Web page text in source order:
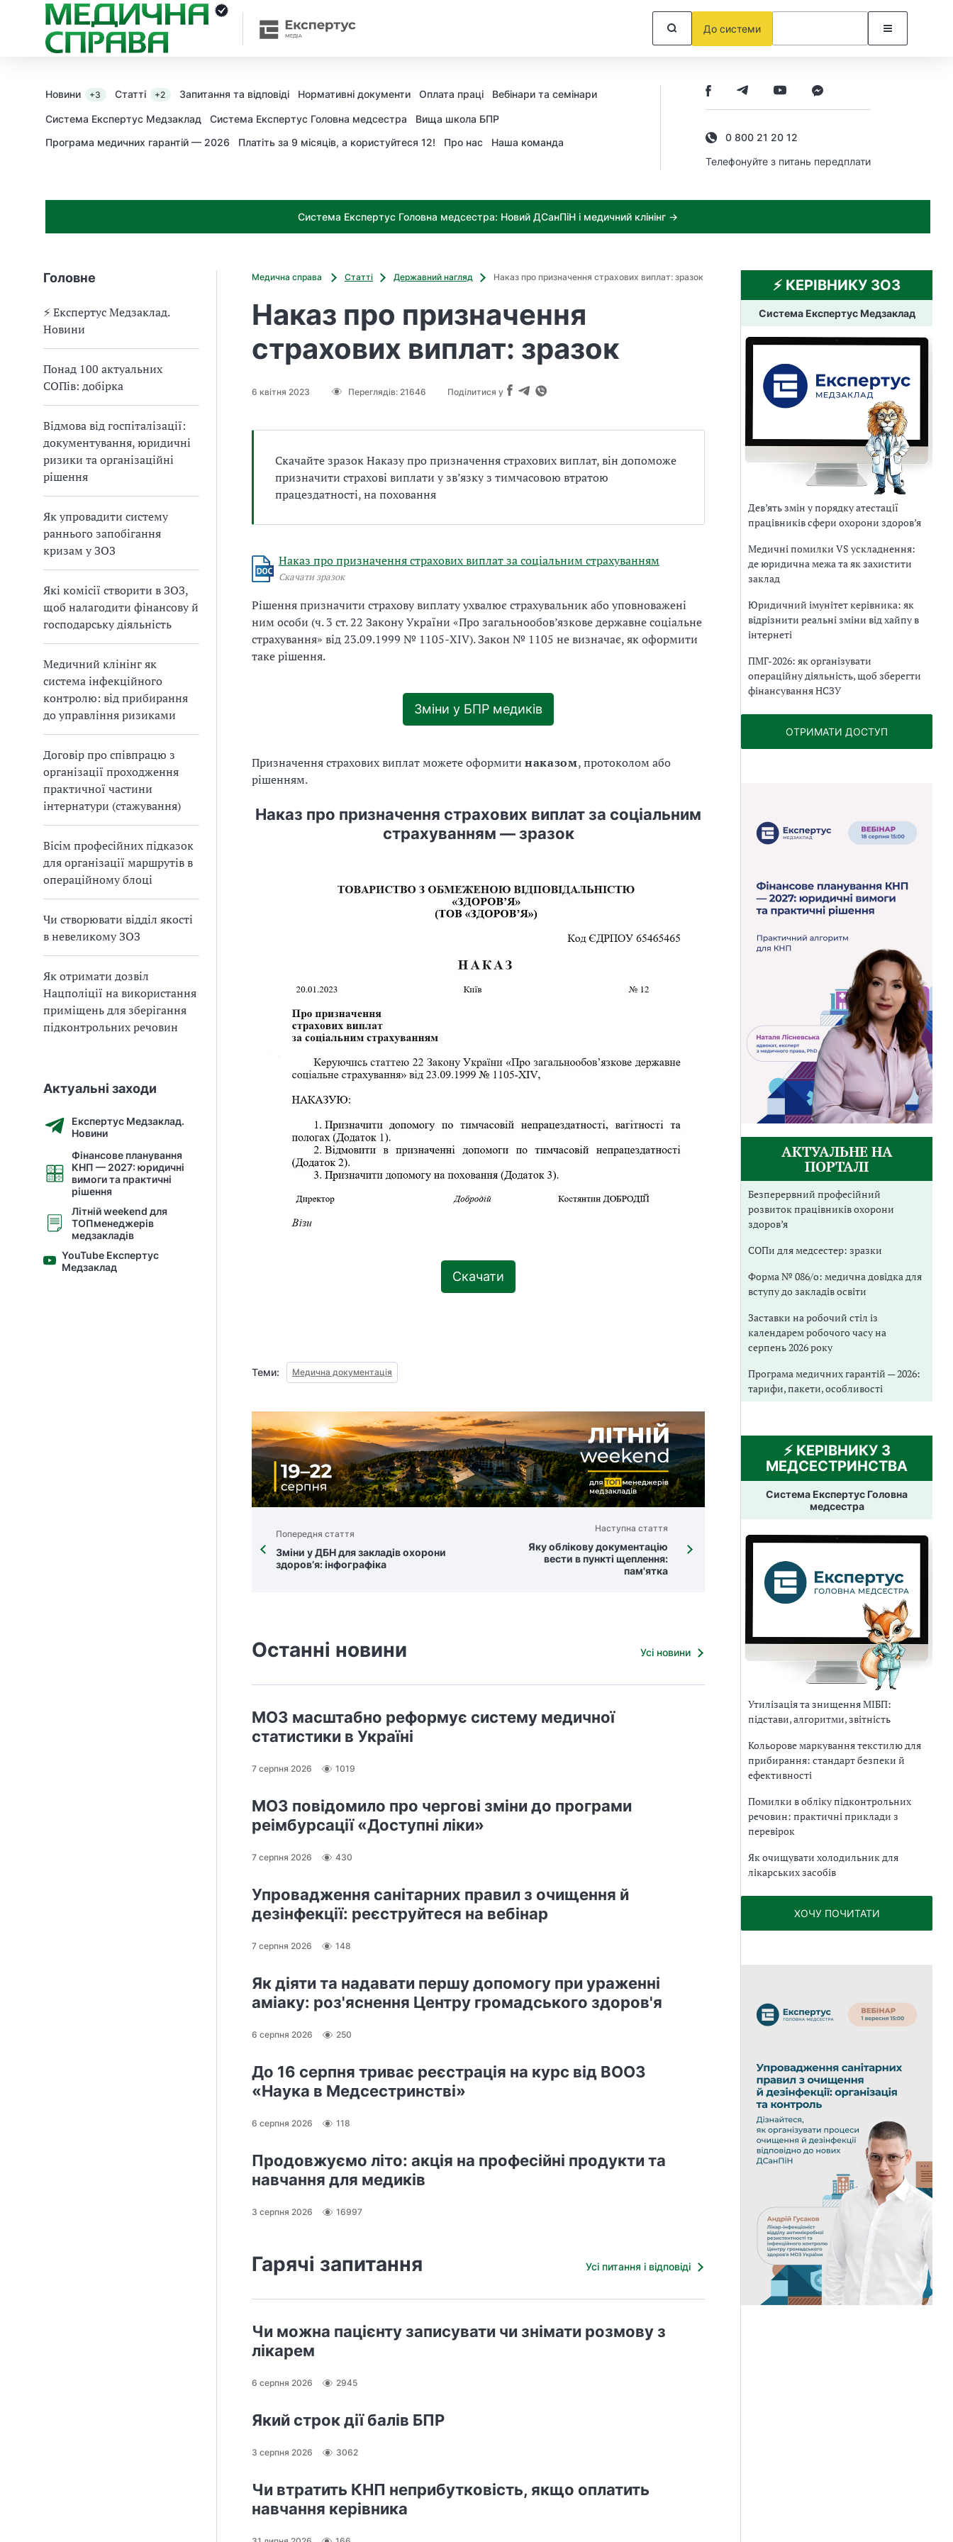
До системи
Новини +3 Статті +2 Запитання та відповіді Нормативні документи Оплата праці Вебінари та семінари
Система Експертус Медзаклад Система Експертус Головна медсестра
Вища школа БПР
Програма медичних гарантій — 2026
Платіть за 9 місяців, а користуйтеся 12! Про нас Наша команда
0 800 21 20 12
Телефонуйте з питань передплати
Система Експертус Головна медсестра: Новий ДСанПіН і медичний клінінг →
Головне
⚡️ Експертус Медзаклад.
Новини
Понад 100 актуальних
СОПів: добірка
Відмова від госпіталізації:
документування, юридичні
ризики та організаційні
рішення
Як упровадити систему
раннього запобігання
кризам у ЗОЗ
Які комісії створити в ЗОЗ,
щоб налагодити фінансову й
господарську діяльність
Медичний клінінг як
система інфекційного
контролю: від прибирання
до управління ризиками
Договір про співпрацю з
організації проходження
практичної частини
інтернатури (стажування)
Вісім професійних підказок
для організації маршрутів в
операційному блоці
Чи створювати відділ якості
в невеликому ЗОЗ
Як отримати дозвіл
Нацполіції на використання
приміщень для зберігання
підконтрольних речовин
Актуальні заходи
Експертус Медзаклад.
Новини
Фінансове планування
КНП — 2027: юридичні
вимоги та практичні
рішення
Літній weekend для
ТОПменеджерів
медзакладів
YouTube Експертус
Медзаклад
Медична справа Статті Державний нагляд Наказ про призначення страхових виплат: зразок
Наказ про призначення
страхових виплат: зразок
6 квітня 2023 Переглядів: 21646 Поділитися у
Скачайте зразок Наказу про призначення страхових виплат, він допоможе
призначити страхові виплати у зв’язку з тимчасовою втратою
працездатності, на поховання
Наказ про призначення страхових виплат за соціальним страхуванням
Скачати зразок
Рішення призначити страхову виплату ухвалює страхувальник або уповноважені
ним особи (ч. 3 ст. 22 Закону України «Про загальнообов’язкове державне соціальне
страхування» від 23.09.1999 № 1105-XIV). Закон № 1105 не визначає, як оформити
таке рішення.
Зміни у БПР медиків
Призначення страхових виплат можете оформити наказом, протоколом або
рішенням.
Наказ про призначення страхових виплат за соціальним
страхуванням — зразок
Скачати
Теми: Медична документація
Попередня стаття
Зміни у ДБН для закладів охорони
здоров’я: інфографіка
Наступна стаття
Яку облікову документацію
вести в пункті щеплення:
пам'ятка
Останні новини Усі новини
МОЗ масштабно реформує систему медичної
статистики в Україні
7 серпня 2026 1019
МОЗ повідомило про чергові зміни до програми
реімбурсації «Доступні ліки»
7 серпня 2026 430
Упровадження санітарних правил з очищення й
дезінфекції: реєструйтеся на вебінар
7 серпня 2026 148
Як діяти та надавати першу допомогу при ураженні
аміаку: роз'яснення Центру громадського здоров'я
6 серпня 2026 250
До 16 серпня триває реєстрація на курс від ВООЗ
«Наука в Медсестринстві»
6 серпня 2026 118
Продовжуємо літо: акція на професійні продукти та
навчання для медиків
3 серпня 2026 16997
Гарячі запитання Усі питання і відповіді
Чи можна пацієнту записувати чи знімати розмову з
лікарем
6 серпня 2026 2945
Який строк дії балів БПР
3 серпня 2026 3062
Чи втратить КНП неприбутковість, якщо оплатить
навчання керівника
⚡️ КЕРІВНИКУ ЗОЗ
Система Експертус Медзаклад
Дев’ять змін у порядку атестації
працівників сфери охорони здоров’я
Медичні помилки VS ускладнення:
де юридична межа та як захистити
заклад
Юридичний імунітет керівника: як
відрізнити реальні зміни від хайпу в
інтернеті
ПМГ-2026: як організувати
операційну діяльність, щоб зберегти
фінансування НСЗУ
ОТРИМАТИ ДОСТУП
АКТУАЛЬНЕ НА
ПОРТАЛІ
Безперервний професійний
розвиток працівників охорони
здоров’я
СОПи для медсестер: зразки
Форма № 086/о: медична довідка для
вступу до закладів освіти
Заставки на робочий стіл із
календарем робочого часу на
серпень 2026 року
Програма медичних гарантій — 2026:
тарифи, пакети, особливості
⚡️ КЕРІВНИКУ З
МЕДСЕСТРИНСТВА
Система Експертус Головна
медсестра
Утилізація та знищення МІБП:
підстави, алгоритми, звітність
Кольорове маркування текстилю для
прибирання: стандарт безпеки й
ефективності
Помилки в обліку підконтрольних
речовин: практичні приклади з
перевірок
Як очищувати холодильник для
лікарських засобів
ХОЧУ ПОЧИТАТИ